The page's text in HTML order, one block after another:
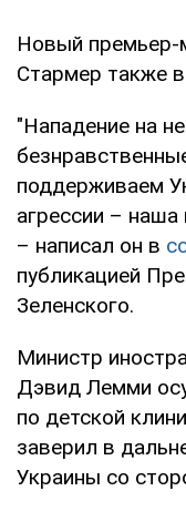
Новый премьер-
Стармер также
"Нападение на
поддерживаем
агрессии – наша
– написал он в
публикацией
Зеленского.
Министр
Дэвид Лемми
по детской
заверил в
Украины со